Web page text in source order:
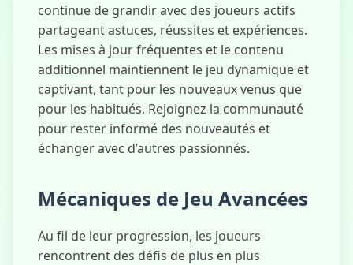
continue de grandir avec des joueurs actifs
partageant astuces, réussites et expériences.
Les mises à jour fréquentes et le contenu
additionnel maintiennent le jeu dynamique et
captivant, tant pour les nouveaux venus que
pour les habitués. Rejoignez la communauté
pour rester informé des nouveautés et
échanger avec d’autres passionnés.
Mécaniques de Jeu Avancées
Au fil de leur progression, les joueurs
rencontrent des défis de plus en plus